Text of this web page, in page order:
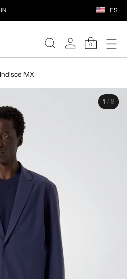
ES
0
MX
1 / 8